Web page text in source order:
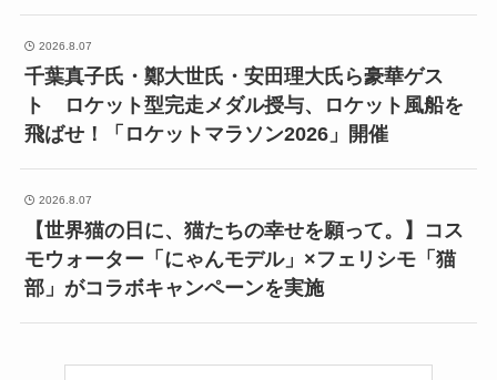
2026.8.07
千葉真子氏・鄭大世氏・安田理大氏ら豪華ゲス
ト ロケット型完走メダル授与、ロケット風船を
飛ばせ！「ロケットマラソン2026」開催
2026.8.07
【世界猫の日に、猫たちの幸せを願って。】コス
モウォーター「にゃんモデル」×フェリシモ「猫
部」がコラボキャンペーンを実施